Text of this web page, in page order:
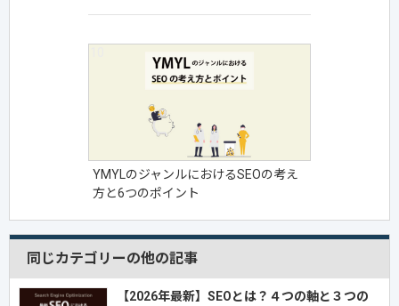
同じカテゴリーの他の記事
【2026年最新】SEOとは？４つの軸と３つの
YMYLのジャンルにおけるSEOの考え
方と6つのポイント